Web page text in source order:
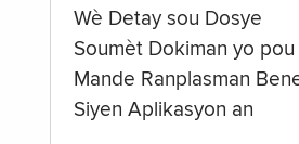
Wè Detay sou Dosye
Soumèt Dokiman yo
Mande Ranplasman
Siyen Aplikasyon an